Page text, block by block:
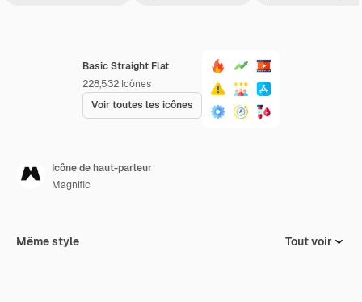
Basic Straight Flat
228,532 Icônes
Voir toutes les icônes
Icône de haut-parleur
Magnific
Même style Tout voir